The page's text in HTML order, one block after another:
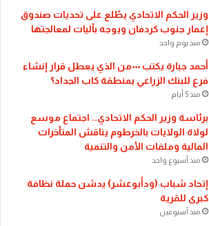
​وزير الحكم الاتحادي يطّلع على تحديات صندوق
إعمار جنوب كردفان ويوجه بآليات لمعالجتها
منذ يوم واحد
أحمد جبارة يكتب ٠٠٠من الذي يعطل قرار إنشاء
فرع للبنك الزراعي بمنطقة كاب الجداد؟
منذ 5 أيام
​برئاسة وزير الحكم الاتحادي.. اجتماع موسع
لولاة الولايات بالخرطوم يناقش المتأخرات
المالية وملفات الأمن والتنمية
منذ أسبوع واحد
إتحاد شباب (ودأبوعشر) يدشن حملة نظافة
كبرى للقرية
منذ أسبوعين